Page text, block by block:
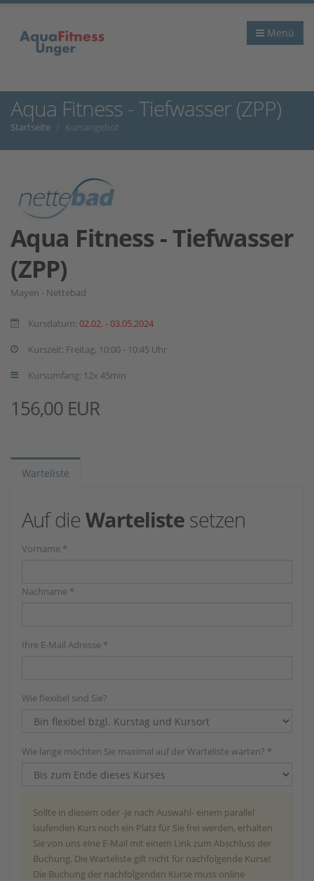
Menü
Aqua Fitness - Tiefwasser (ZPP)
Startseite Kursangebot
Aqua Fitness - Tiefwasser
(ZPP)
Mayen - Nettebad
Kursdatum: 02.02. - 03.05.2024
Kurszeit: Freitag, 10:00 - 10:45 Uhr
Kursumfang: 12x 45min
156,00 EUR
Warteliste
Auf die Warteliste setzen
Vorname *
Nachname *
Ihre E-Mail Adresse *
Wie flexibel sind Sie?
Wie lange möchten Sie maximal auf der Warteliste warten? *
Sollte in diesem oder -je nach Auswahl- einem parallel
laufenden Kurs noch ein Platz für Sie frei werden, erhalten
Sie von uns eine E-Mail mit einem Link zum Abschluss der
Buchung. Die Warteliste gilt nicht für nachfolgende Kurse!
Die Buchung der nachfolgenden Kurse muss online